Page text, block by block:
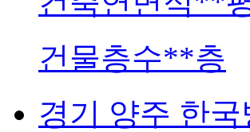
건물층수**층
경기 양주 한국